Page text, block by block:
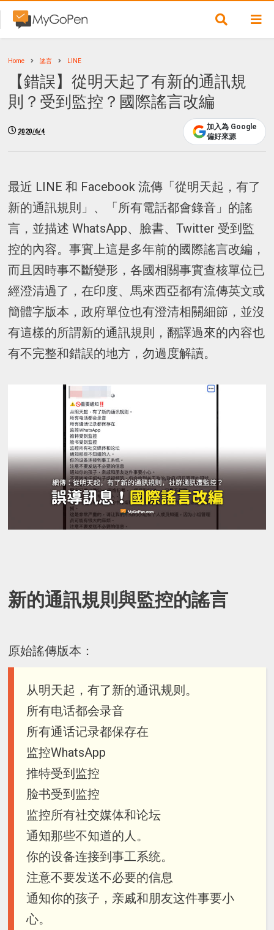
Home 謠言 LINE
【錯誤】從明天起了有新的通訊規
則？受到監控？國際謠言改編
2020/6/4
加入為 Google
偏好來源
最近 LINE 和 Facebook 流傳「從明天起，有了
新的通訊規則」、「所有電話都會錄音」的謠
言，並描述 WhatsApp、臉書、Twitter 受到監
控的內容。事實上這是多年前的國際謠言改編，
而且因時事不斷變形，各國相關事實查核單位已
經澄清過了，在印度、馬來西亞都有流傳英文或
簡體字版本，政府單位也有澄清相關細節，並沒
有這樣的所謂新的通訊規則，翻譯過來的內容也
有不完整和錯誤的地方，勿過度解讀。
新的通訊規則與監控的謠言
原始謠傳版本：
从明天起，有了新的通讯规则。
所有电话都会录音
所有通话记录都保存在
监控WhatsApp
推特受到监控
脸书受到监控
监控所有社交媒体和论坛
通知那些不知道的人。
你的设备连接到事工系统。
注意不要发送不必要的信息
通知你的孩子，亲戚和朋友这件事要小
心。